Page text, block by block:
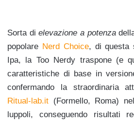
Sorta dielevazione a potenza
popolare Nerd Choice, di
Ipa, la Too Nerdy traspone (e
caratteristiche di base in
confermando la straordinaria
Ritual-lab.it (Formello, Roma)
luppoli, conseguendo risultati